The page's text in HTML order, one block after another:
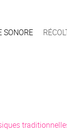
SONORE